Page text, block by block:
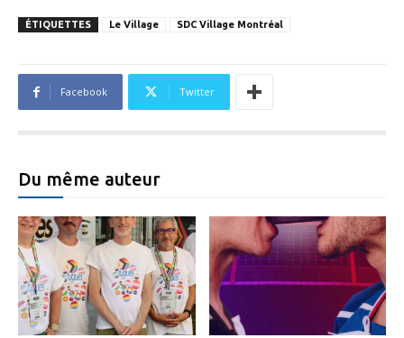
ÉTIQUETTES Le Village SDC Village Montréal
Facebook Twitter
Du même auteur